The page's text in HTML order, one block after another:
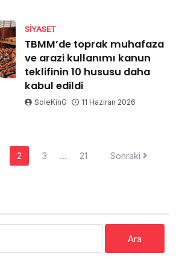
SIYASET
TBMM’de toprak muhafaza
ve arazi kullanımı kanun
teklifinin 10 hususu daha
kabul edildi
SoleKinG 11 Haziran 2026
2 3 … 21 Sonraki